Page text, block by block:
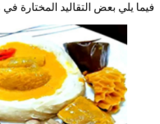
فيما يلي بعض التقاليد المختارة